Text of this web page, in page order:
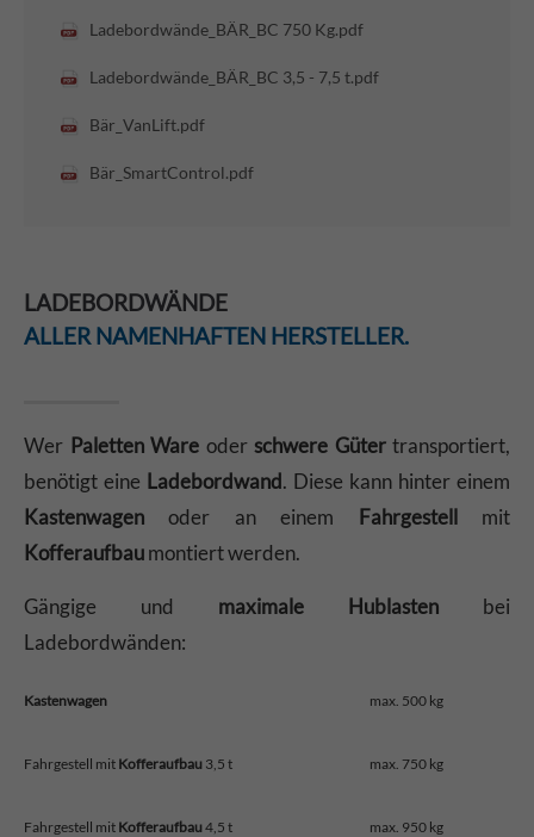
Ladebordwände_BÄR_BC 750 Kg.pdf
Ladebordwände_BÄR_BC 3,5 - 7,5 t.pdf
Bär_VanLift.pdf
Bär_SmartControl.pdf
LADEBORDWÄNDE
ALLER NAMENHAFTEN HERSTELLER.
Wer Paletten Ware oder schwere Gütertransportiert,
benötigt eine Ladebordwand. Diese kann hinter einem
Kastenwagen oder an einem Fahrgestellmit
Kofferaufbaumontiert werden.
Gängige und maximale Hublasten bei
Ladebordwänden:
Kastenwagen max. 500 kg
Fahrgestell mit Kofferaufbau 3,5 t max. 750 kg
Fahrgestell mit Kofferaufbau4,5 t max. 950 kg